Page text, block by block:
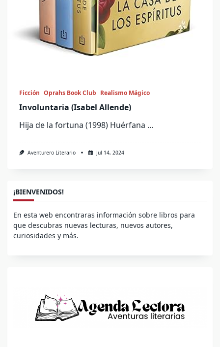
Ficción Oprahs Book Club Realismo Mágico
Involuntaria (Isabel Allende)
Hija de la fortuna (1998) Huérfana ...
Aventurero Literario Jul 14, 2024
¡BIENVENIDOS!
En esta web encontraras información sobre libros para
que descubras nuevas lecturas, nuevos autores,
curiosidades y más.